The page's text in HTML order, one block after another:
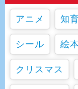
アニメ 知
シール 絵本
クリスマス